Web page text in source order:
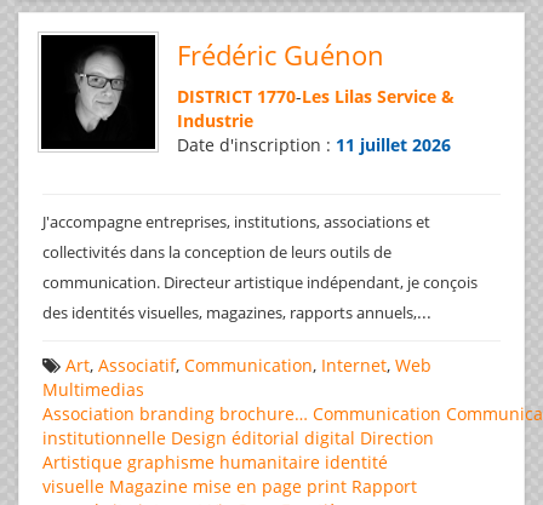
Frédéric Guénon
DISTRICT 1770-Les Lilas Service &
Industrie
Date d'inscription : 11 juillet 2026
J'accompagne entreprises, institutions, associations et
collectivités dans la conception de leurs outils de
communication. Directeur artistique indépendant, je conçois
des identités visuelles, magazines, rapports annuels,...
Art, Associatif, Communication, Internet, Web
Multimedias
Association branding brochure… Communication
institutionnelle Design éditorial digital Direction
Artistique graphisme humanitaire identité
visuelle Magazine mise en page print Rapport